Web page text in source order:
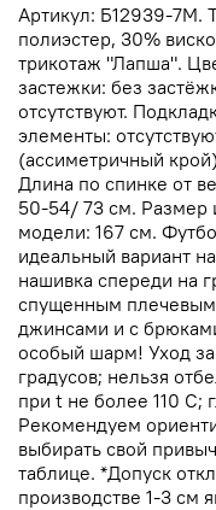
Артикул: Б12939-7М.
полиэстер, 30%
трикотаж "Лапша".
застежки: без
отсутствуют.
элементы:
(ассиметричный
Длина по спинке от
50-54/ 73 см. Размер
модели: 167 см.
идеальный вариант
нашивка спереди на
спущенным
джинсами и с
особый шарм! Уход
градусов; нельзя
при t не более 110 С;
Рекомендуем
выбирать свой
таблице. *Допуск
производстве 1-3 см